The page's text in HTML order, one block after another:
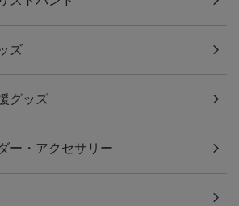
ズ
グッズ
ー・アクセサリー